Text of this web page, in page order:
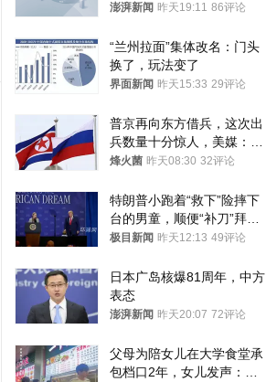
澎湃新闻 昨天19:11 86评论
“兰州拉面”集体改名：门头
换了，玩法变了
界面新闻 昨天15:33 29评论
普京再向东方借兵，这次出
兵数量十分惊人，美媒：俄
朝要动真格？
烽火菌 昨天08:30 32评论
特朗普小跑着“救下”险摔下
台的男童，顺便“补刀”拜
登：“我可不想他像拜登一
极目新闻 昨天12:13 49评论
日本广岛核爆81周年，中方
表态
澎湃新闻 昨天20:07 72评论
父母为陪女儿在大学食堂承
包档口2年，女儿发声：初